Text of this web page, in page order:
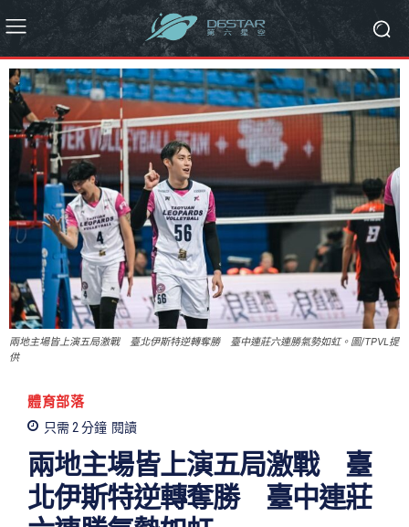
兩地主場皆上演五局激戰 臺北伊斯特逆轉奪勝 臺中連莊六連勝氣勢如虹。圖/TPVL提
供
體育部落
只需 2 分鐘 閱讀
兩地主場皆上演五局激戰 臺
北伊斯特逆轉奪勝 臺中連莊